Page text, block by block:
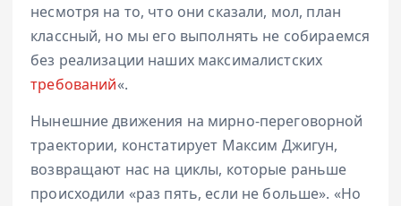
несмотря на то, что они сказали, мол, план
классный, но мы его выполнять не собираемся
без реализации наших максималистских
требований«.
Нынешние движения на мирно-переговорной
траектории, констатирует Максим Джигун,
возвращают нас на циклы, которые раньше
происходили «раз пять, если не больше». «Но